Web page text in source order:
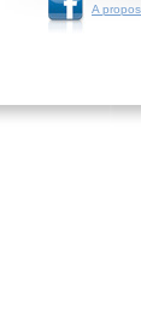
A